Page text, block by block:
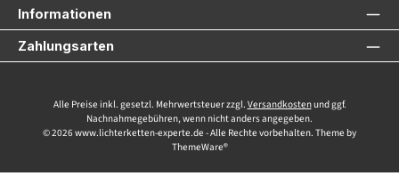
Informationen
Zahlungsarten
Alle Preise inkl. gesetzl. Mehrwertsteuer zzgl. Versandkostenund ggf.
Nachnahmegebühren, wenn nicht anders angegeben.
© 2026 www.lichterketten-experte.de - Alle Rechte vorbehalten. Theme by
ThemeWare®